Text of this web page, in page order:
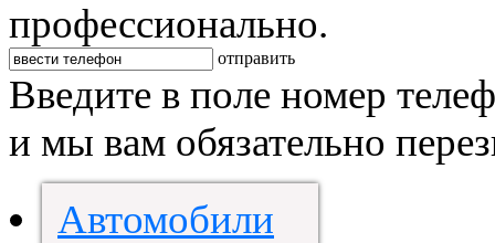
профессионально.
отправить
Введите в поле номер
и мы вам обязательно
Автомобили